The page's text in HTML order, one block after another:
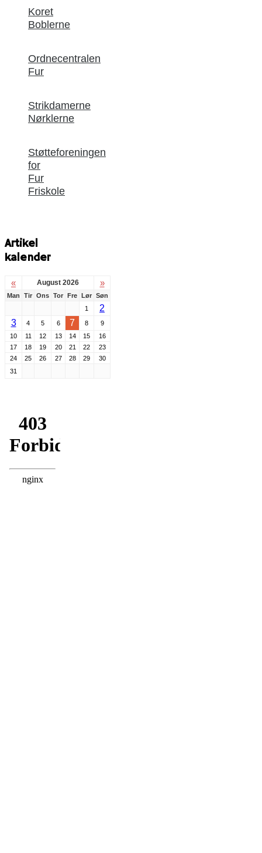
Koret
Boblerne
Ordnecentralen
Fur
Strikdamerne
Nørklerne
Støtteforeningen
for
Fur
Friskole
Artikel
kalender
« August 2026 »
Man Tir Ons Tor Fre Lør Søn
1
2
3
4 5 6 7 8
9
10
11 12 13 14 15
16
17
18 19 20 21 22
23
24
25 26 27 28 29
30
31